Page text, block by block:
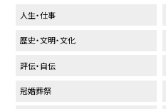
人生・仕事
歴史・文明・文化
評伝・自伝
冠婚葬祭